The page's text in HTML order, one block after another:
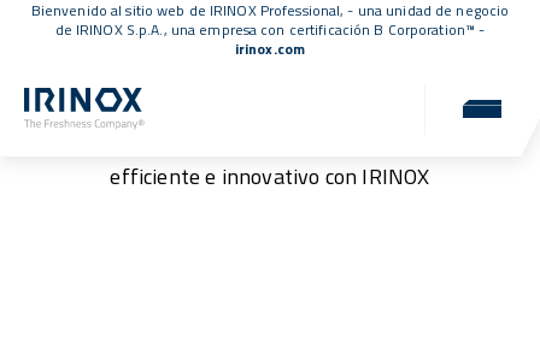
Bienvenido al sitio web de IRINOX Professional, - una unidad de negocio
de IRINOX S.p.A., una empresa con certificación B Corporation™ -
irinox.com
efficiente e innovativo con IRINOX